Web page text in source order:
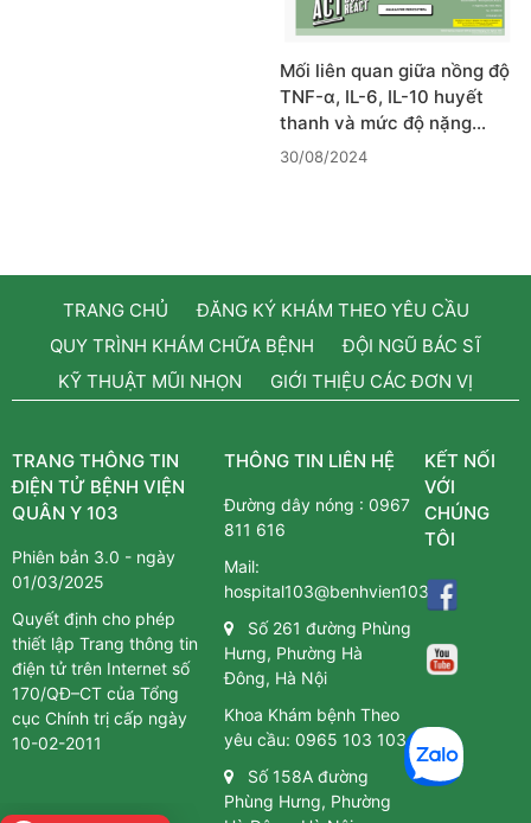
Mối liên quan giữa nồng độ
TNF-α, IL-6, IL-10 huyết
thanh và mức độ nặng…
30/08/2024
TRANG CHỦ
ĐĂNG KÝ KHÁM THEO YÊU CẦU
QUY TRÌNH KHÁM CHỮA BỆNH
ĐỘI NGŨ BÁC SĨ
KỸ THUẬT MŨI NHỌN
GIỚI THIỆU CÁC ĐƠN VỊ
TRANG THÔNG TIN
ĐIỆN TỬ BỆNH VIỆN
QUÂN Y 103
Phiên bản 3.0 - ngày
01/03/2025
Quyết định cho phép
thiết lập Trang thông tin
điện tử trên Internet số
170/QĐ–CT của Tổng
cục Chính trị cấp ngày
10-02-2011
THÔNG TIN LIÊN HỆ
Đường dây nóng :0967
811 616
Mail:
hospital103@benhvien103.vn
Số 261 đường Phùng
Hưng, Phường Hà
Đông, Hà Nội
Khoa Khám bệnh Theo
yêu cầu:0965 103 103
Số 158A đường
Phùng Hưng, Phường
KẾT NỐI
VỚI
CHÚNG
TÔI